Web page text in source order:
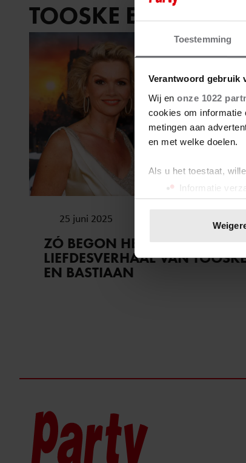
Toestemming
Verantwoord gebruik
Wij en onze 1022
cookies om informatie
metingen aan
en met welke doelen.
Als u het toestaat,
Informatie
Uw apparaat
toestemming op elk
We gebruiken cookies
TOOSKE EN
25 juni 2025
ZÓ BEGON HET
LIEFDESVERHAAL VAN
EN BASTIAAN